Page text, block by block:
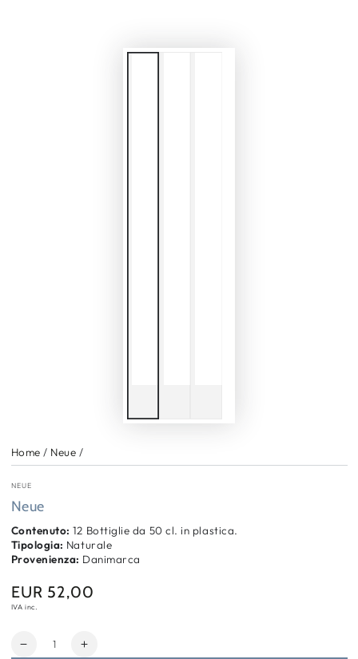
Home / Neue /
NEUE
Neue
Contenuto: 12 Bottiglie da 50 cl. in plastica.
Tipologia: Naturale
Provenienza: Danimarca
Prezzo
regolare
EUR 52,00
IVA inc.
Quantità
Diminuisci Aumenta